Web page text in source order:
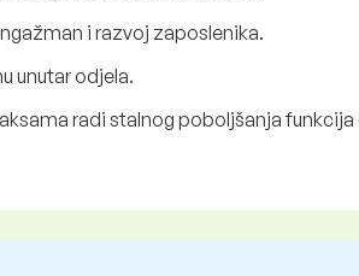
i razvoj zaposlenika.
unutar odjela.
radi stalnog poboljšanja funkcija